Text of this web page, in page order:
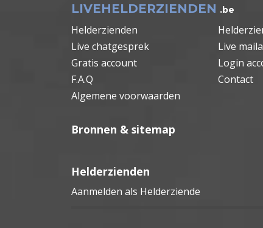
LIVEHELDERZIENDEN .be
Helderzienden
Live chatgesprek
Live
Gratis account
Login
F.A.Q
Contact
Algemene voorwaarden
Bronnen & sitemap
Helderzienden
Aanmelden als Helderziende